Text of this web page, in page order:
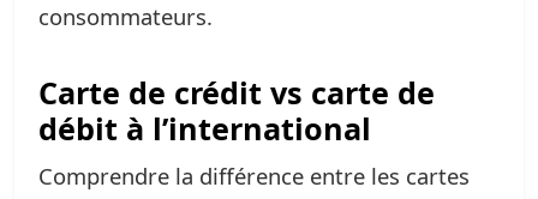
consommateurs.
Carte de crédit vs carte de
débit à l’international
Comprendre la différence entre les cartes